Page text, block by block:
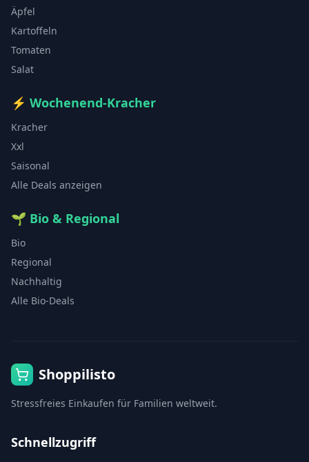
Äpfel
Kartoffeln
Tomaten
Salat
⚡ Wochenend-Kracher
Kracher
Xxl
Saisonal
Alle Deals anzeigen
🌱 Bio & Regional
Bio
Regional
Nachhaltig
Alle Bio-Deals
Shoppilisto
Stressfreies Einkaufen für Familien weltweit.
Schnellzugriff